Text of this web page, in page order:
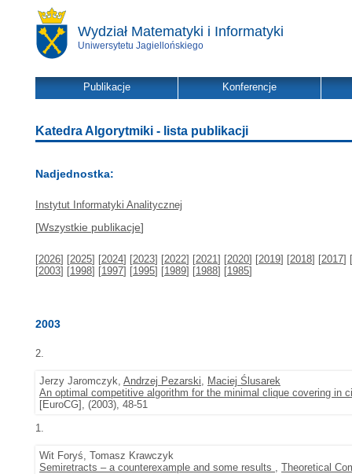
Wydział Matematyki i Informatyki
Uniwersytetu Jagiellońskiego
Publikacje Konferencje
Katedra Algorytmiki - lista publikacji
Nadjednostka:
Instytut Informatyki Analitycznej
[Wszystkie publikacje]
[2026] [2025] [2024] [2023] [2022] [2021] [2020] [2019] [2018] [2017] [
[2003] [1998] [1997] [1995] [1989] [1988] [1985]
2003
2.
Jerzy Jaromczyk, Andrzej Pezarski, Maciej Ślusarek
An optimal competitive algorithm for the minimal clique covering in
[EuroCG], (2003), 48-51
1.
Wit Foryś, Tomasz Krawczyk
Semiretracts – a counterexample and some results , Theoretical